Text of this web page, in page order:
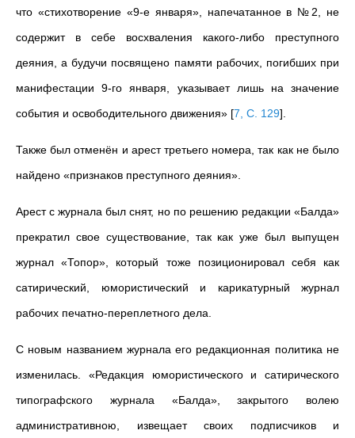
что «стихотворение «9-е января», напечатанное в №2, не
содержит в себе восхваления какого-либо преступного
деяния, а будучи посвящено памяти рабочих, погибших при
манифестации 9-го января, указывает лишь на значение
события и освободительного движения» [7, С. 129]
Также был отменён и арест третьего номера, так как не было
найдено «признаков преступного деяния».
Арест с журнала был снят, но по решению редакции «Балда»
прекратил свое существование, так как уже был выпущен
журнал «Топор», который тоже позиционировал себя как
сатирический, юмористический и карикатурный журнал
рабочих печатно-переплетного дела.
С новым названием журнала его редакционная политика не
изменилась. «Редакция юмористического и сатирического
типографского журнала «Балда», закрытого волею
административною, извещает своих подписчиков и